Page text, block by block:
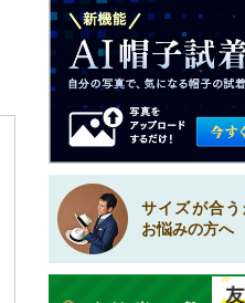
サイズが合う
お悩みの方へ